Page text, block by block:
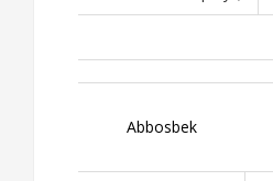
Abbosbek